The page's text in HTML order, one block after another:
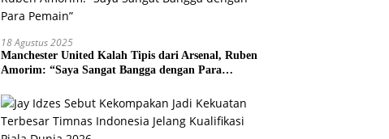
18 Agustus 2025
Manchester United Kalah Tipis dari Arsenal, Ruben
Amorim: “Saya Sangat Bangga dengan Para